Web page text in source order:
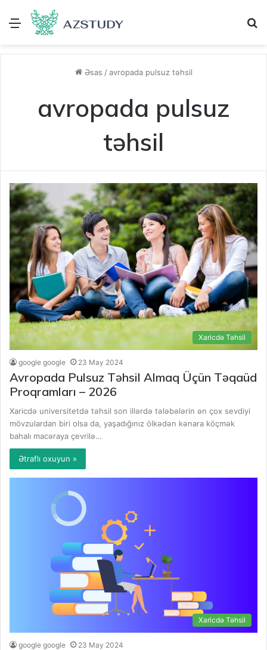
Menu
Əsas / avropada pulsuz təhsil
avropada pulsuz
təhsil
Xaricdə Təhsil
google google 23 May 2024
Avropada Pulsuz Təhsil Almaq Üçün Təqaüd
Proqramları – 2026
Xaricdə universitetdə təhsil son illərdə tələbələrin ən çox sevdiyi
mövzulardan biri olsa da, yaşadığınız ölkədən kənara köçmək
bahalı macəraya çevrilə…
Ətraflı oxuyun »
Xaricdə Təhsil
google google 23 May 2024